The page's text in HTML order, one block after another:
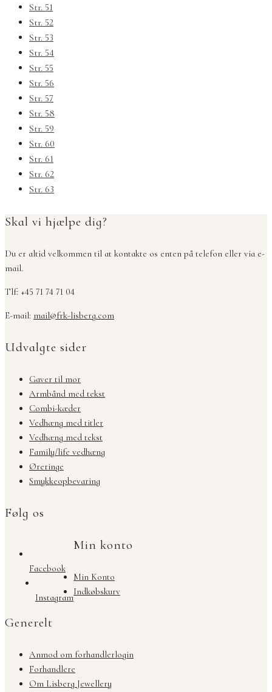
Str. 51
Str. 52
Str. 53
Str. 54
Str. 55
Str. 56
Str. 57
Str. 58
Str. 59
Str. 60
Str. 61
Str. 62
Str. 63
Skal vi hjælpe dig?
Du er altid velkommen til at kontakte os enten på telefon eller via e-
mail.
Tlf: +45 71 74 71 04
E-mail: mail@frk-lisberg.com
Udvalgte sider
Gaver til mor
Armbånd med tekst
Combi-kæder
Vedhæng med titler
Vedhæng med tekst
Family/life vedhæng
Øreringe
Smykkeopbevaring
Følg os
Facebook
Instagram
Min konto
Min Konto
Indkøbskurv
Generelt
Anmod om forhandlerlogin
Forhandlere
Om Lisberg Jewellery